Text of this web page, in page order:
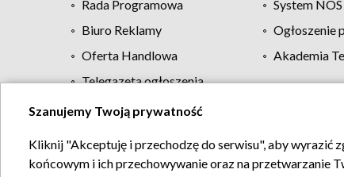
Rada Programowa
System NOS
Biuro Reklamy
Ogłoszenie
Oferta Handlowa
Akademia
Telegazeta ogłoszenia
Regulamin TVP
Szanujemy Twoją prywatność
Kliknij "Akceptuję i przechodzę do serwisu", aby wyrazić
końcowym i ich przechowywanie oraz na przetwarzanie